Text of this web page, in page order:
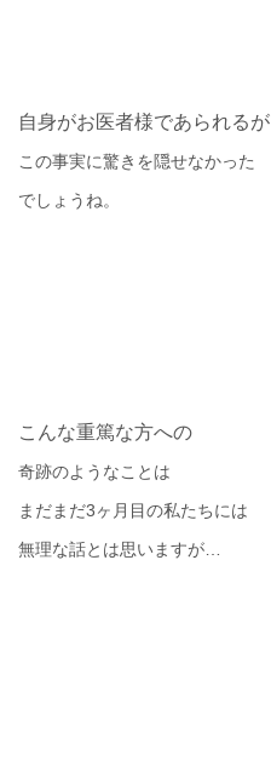
自身がお医者様であられるが
この事実に驚きを隠せなかった
でしょうね。
こんな重篤な方への
奇跡のようなことは
まだまだ3ヶ月目の私たちには
無理な話とは思いますが